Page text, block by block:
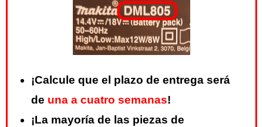
¡Calcule que el plazo de entrega será
de una a cuatro semanas!
¡La mayoría de las piezas de